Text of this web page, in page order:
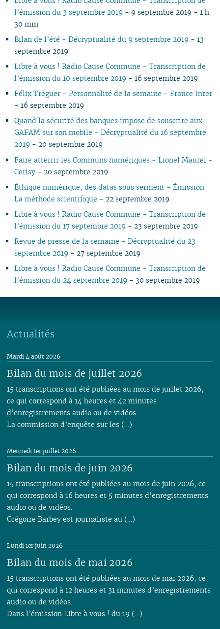
01 01 01 01 01 01
02
01
02
01
03
02
01
03
02
02 03
03
02
l’émission du 3 septembre 2019- 9 septembre 2019 - 1 h
30 min
Bilan de l’été - Décryptualité du 9 septembre 2019- 13
septembre 2019
Libre à vous ! Radio Cause Commune - Transcription de
l’émission du 10 septembre 2019- 16 septembre 2019
Félix Tréguer - Personnalité de la semaine - France Inter
- 16 septembre 2019
Quand la sécurité des banques impose de souscrire aux
GAFAM sur son mobile - Décryptualité du 16 septembre
2019- 20 septembre 2019
Faire atterrir les Communs numériques - Lionel Maurel -
Cerisy- 20 septembre 2019
Éthique numérique, des datas sous serment - Émission
La méthode scientifique - 22 septembre 2019
Libre à vous ! Radio Cause Commune - Transcription de
l’émission du 17 septembre 2019- 23 septembre 2019
Revue de presse de la semaine - Décryptualité du 23
septembre 2019- 27 septembre 2019
Libre à vous ! Radio Cause Commune - Transcription de
l’émission du 24 septembre 2019- 30 septembre 2019
Actualités
Bilan du mois de juillet 2026
Mardi 4 août 2026
15 transcriptions ont été publiées au mois de juillet 2026,
ce qui correspond à 14 heures et 42 minutes
d’enregistrements audio ou de vidéos.
La commission d’enquête sur les (…)
Bilan du mois de juin 2026
Mercredi 1er juillet 2026
15 transcriptions ont été publiées au mois de juin 2026, ce
qui correspond à 16 heures et 5 minutes d’enregistrements
audio ou de vidéos.
Grégoire Barbey est journaliste au (…)
Bilan du mois de mai 2026
Lundi 1er juin 2026
15 transcriptions ont été publiées au mois de mai 2026, ce
qui correspond à 12 heures et 31 minutes d’enregistrements
audio ou de vidéos.
Dans l’émission Libre à vous ! du 19 (…)